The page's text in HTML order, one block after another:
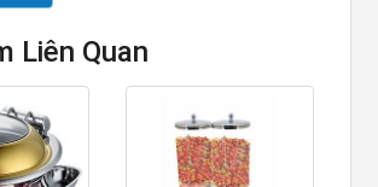
Liên Quan